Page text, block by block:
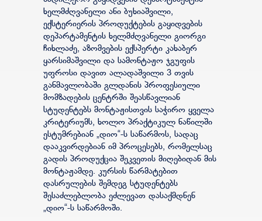
ხელმძღვანელი ანი ბუხიაშვილი,
ექსტერიერის პროდუქტების გაყიდვების
დეპარტამენტის ხელმძღვანელი გიორგი
ჩიხლაძე, აზომვების ექსპერტი კახაბერ
ყარსიმაშვილი და სამონტაჟო ჯგუფის
უფროსი დავით ალადაშვილი 3 თვის
განმავლობაში გლდანის პროფესიული
მომზადების ცენტრში შეასწავლიან
სტუდენტებს მონტაჟისთვის საჭირო ყველა
კრიტერიუმს, ხოლო პრაქტიკულ ნაწილში
ესტუმრებიან „დიო“-ს საწარმოს, სადაც
დააკვირდებიან იმ პროცესებს, რომელსაც
გადის პროდუქცია შეკვეთის მიღებიდან მის
მონტაჟამდე. კურსის წარმატებით
დასრულების შემდეგ სტუდენტებს
შესაძლებლობა ეძლევათ დასაქმდნენ
„დიო“-ს საწარმოში.